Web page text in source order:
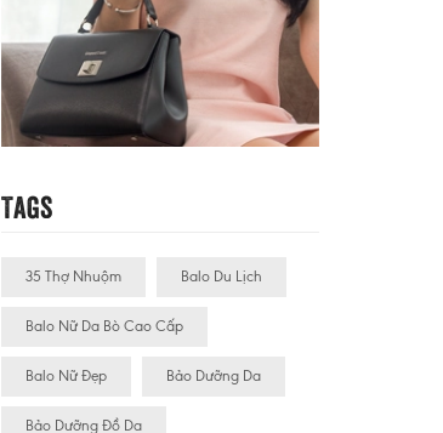
Tags
35 Thợ Nhuộm Balo Du Lịch
Balo Nữ Da Bò Cao Cấp
Balo Nữ Đẹp Bảo Dưỡng Da
Bảo Dưỡng Đồ Da